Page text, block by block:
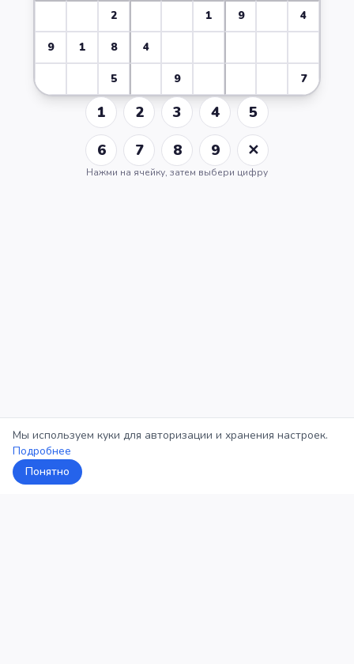
2 1 9 4
9 1 8 4
5 9 7
1 2 3 4
5
6
7 8 9 ✕
Нажми на ячейку, затем выбери цифру
Мы используем куки для авторизации и хранения настроек.
Подробнее
Понятно